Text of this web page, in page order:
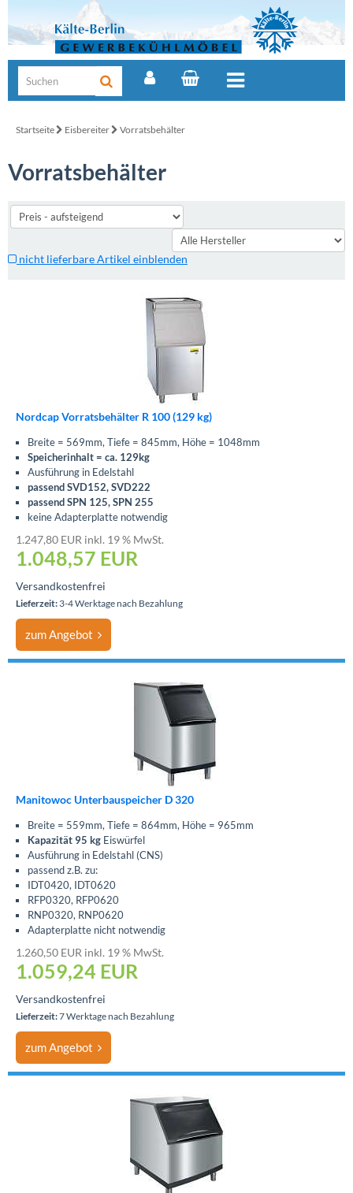
Startseite Eisbereiter Vorratsbehälter
Vorratsbehälter
nicht lieferbare Artikel einblenden
Nordcap Vorratsbehälter R 100 (129 kg)
Breite = 569mm, Tiefe = 845mm, Höhe = 1048mm
Speicherinhalt = ca. 129kg
Ausführung in Edelstahl
passend SVD152, SVD222
passend SPN 125, SPN 255
keine Adapterplatte notwendig
1.247,80 EUR inkl. 19 % MwSt.
1.048,57 EUR
Versandkostenfrei
Lieferzeit: 3-4 Werktage nach Bezahlung
zum Angebot
Manitowoc Unterbauspeicher D 320
Breite = 559mm, Tiefe = 864mm, Höhe = 965mm
Kapazität 95 kg Eiswürfel
Ausführung in Edelstahl (CNS)
passend z.B. zu:
IDT0420, IDT0620
RFP0320, RFP0620
RNP0320, RNP0620
Adapterplatte nicht notwendig
1.260,50 EUR inkl. 19 % MwSt.
1.059,24 EUR
Versandkostenfrei
Lieferzeit:7 Werktage nach Bezahlung
zum Angebot